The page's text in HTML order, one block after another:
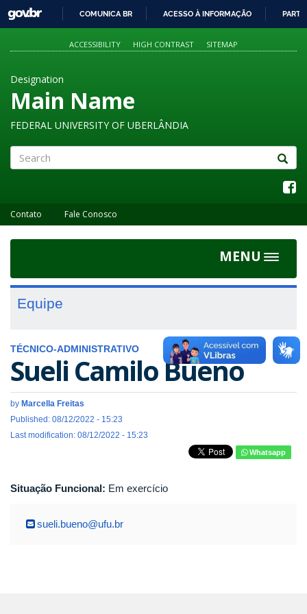
PARA
O
GOVBR
COMUNICA BR ACESSO À INFORMAÇÃO
ACCESSIBILITY HIGH CONTRAST SITEMAP
Designation
Main Name
FEDERAL UNIVERSITY OF UBERLÂNDIA
Contato Fale Conosco
MENU
Toggle
Equipe
TÉCNICO-ADMINISTRATIVO
Sueli Camilo Bueno
by Marcella Freitas
Published: 08/12/2022 - 15:23
Last modification: 08/12/2022 - 15:23
Whatsapp
Situação Funcional: Em exercício
sueli.bueno@ufu.br